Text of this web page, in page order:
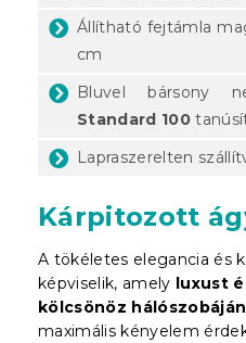
Állítható fejtámla
cm
Bluvel bársony
Standard 100
Lapraszerelten
Kárpitozott
A tökéletes elegancia és
képviselik, amely luxust
kölcsönöz
maximális kényelem